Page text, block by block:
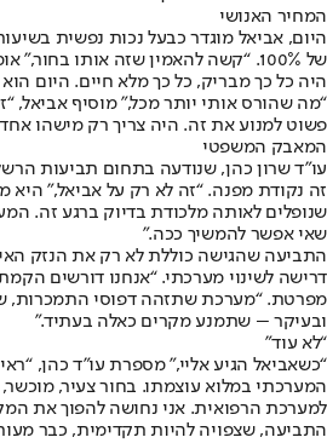
המחיר האנושי
של 100%. “קשה להאמין שזה אותו
היה כל כך מבריק, כל כך מלא חיים. היום
“מה שהורס אותי יותר מכל,” מוסיף אביאל,
פשוט למנוע את זה. היה צריך רק מישהו אחד
המאבק המשפטי
עו”ד שרון כהן, שנודעה בתחום תביעות
זה נקודת מפנה. “זה לא רק על אביאל,” היא
שנופלים לאותה מלכודת בדיוק ברגע זה.
שאי אפשר להמשיך ככה.”
התביעה שהגישה כוללת לא רק את הנזק
דרישה לשינוי מערכתי. “אנחנו דורשים
מפרטת. “מערכת שתזהה דפוסי התמכרות,
ובעיקר – שתמנע מקרים כאלה בעתיד.”
“לא עוד”
“כשאביאל הגיע אליי,” מספרת עו”ד כהן,
המערכתי במלוא עוצמתו. בחור צעיר,
למערכת הרפואית. אני נחושה להפוך את
התביעה, שצפויה להיות תקדימית, כבר